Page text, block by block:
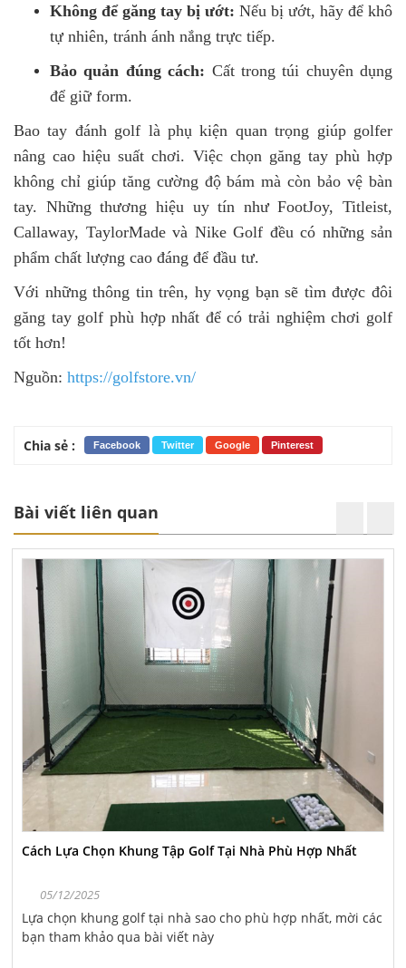
Không để găng tay bị ướt: Nếu bị ướt, hãy để khô
tự nhiên, tránh ánh nắng trực tiếp.
Bảo quản đúng cách: Cất trong túi chuyên dụng
để giữ form.
Bao tay đánh golf là phụ kiện quan trọng giúp golfer
nâng cao hiệu suất chơi. Việc chọn găng tay phù hợp
không chỉ giúp tăng cường độ bám mà còn bảo vệ bàn
tay. Những thương hiệu uy tín như FootJoy, Titleist,
Callaway, TaylorMade và Nike Golf đều có những sản
phẩm chất lượng cao đáng để đầu tư.
Với những thông tin trên, hy vọng bạn sẽ tìm được đôi
găng tay golf phù hợp nhất để có trải nghiệm chơi golf
tốt hơn!
Nguồn: https://golfstore.vn/
Chia sẻ : Facebook Twitter Google Pinterest
Bài viết liên quan
Cách Lựa Chọn Khung Tập Golf Tại Nhà Phù Hợp Nhất
05/12/2025
Lựa chọn khung golf tại nhà sao cho phù hợp nhất, mời các
bạn tham khảo qua bài viết này